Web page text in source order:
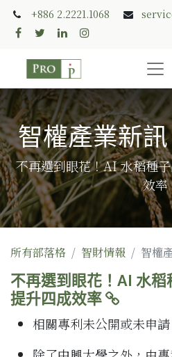
+886 2.2221.1068
智權產業新
不再選到眼花！AI 水稻種
效率
所有部落格 智財情報 智權
不再選到眼花！AI 水
提升四成效率
相關專利未公開或未申請